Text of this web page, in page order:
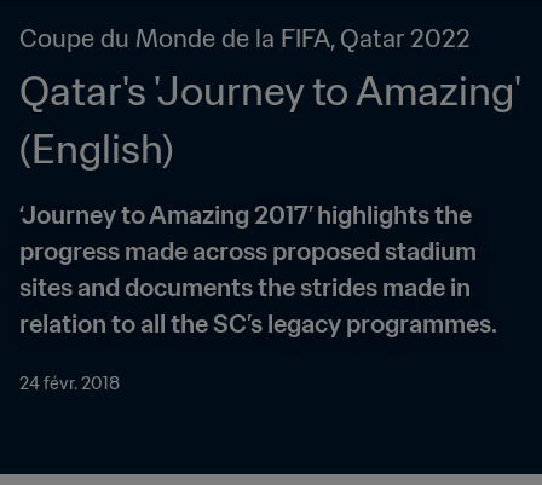
Coupe du Monde de la FIFA, Qatar 2022
Qatar's 'Journey to Amazing'
(English)
‘Journey to Amazing 2017’ highlights the
progress made across proposed stadium
sites and documents the strides made in
relation to all the SC’s legacy programmes.
24 févr. 2018